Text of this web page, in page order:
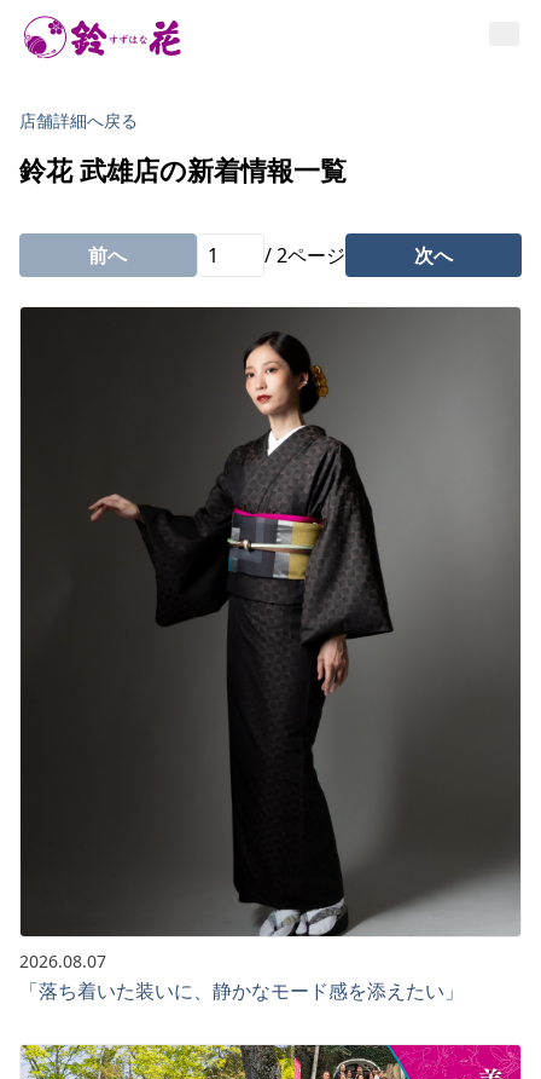
イベント
よくあるご質問
店舗詳細へ戻る
鈴花 武雄店の新着情報一覧
前へ /2ページ 次へ
2026.08.07
「落ち着いた装いに、静かなモード感を添えたい」